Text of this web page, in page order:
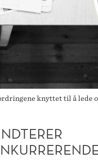
knyttet til å lede